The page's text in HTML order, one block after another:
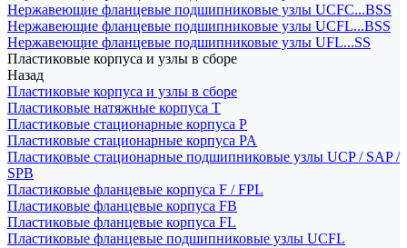
Нержавеющие фланцевые подшипниковые узлы UCFC...BSS
Нержавеющие фланцевые подшипниковые узлы UCFL...BSS
Нержавеющие фланцевые подшипниковые узлы UFL...SS
Пластиковые корпуса и узлы в сборе
Назад
Пластиковые корпуса и узлы в сборе
Пластиковые натяжные корпуса T
Пластиковые стационарные корпуса P
Пластиковые стационарные корпуса PA
Пластиковые стационарные подшипниковые узлы UCP / SAP /
SPB
Пластиковые фланцевые корпуса F / FPL
Пластиковые фланцевые корпуса FB
Пластиковые фланцевые корпуса FL
Пластиковые фланцевые подшипниковые узлы UCFL